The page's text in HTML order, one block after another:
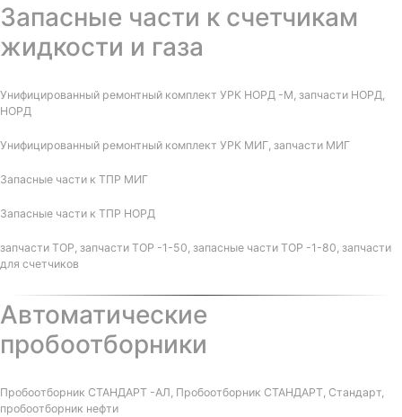
Запасные части к счетчикам
жидкости и газа
Унифицированный ремонтный комплект УРК НОРД -М, запчасти НОРД,
НОРД
Унифицированный ремонтный комплект УРК МИГ, запчасти МИГ
Запасные части к ТПР МИГ
Запасные части к ТПР НОРД
запчасти ТОР, запчасти ТОР -1-50, запасные части ТОР -1-80, запчасти
для счетчиков
Автоматические
пробоотборники
Пробоотборник СТАНДАРТ -АЛ, Пробоотборник СТАНДАРТ, Стандарт,
пробоотборник нефти